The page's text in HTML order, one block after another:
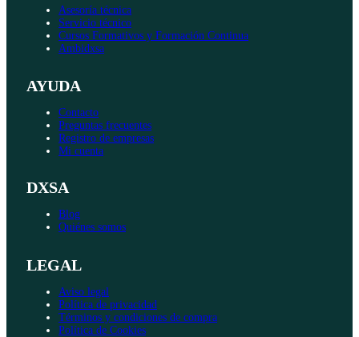
Asesoría técnica
Servicio técnico
Cursos Formativos y Formación Continua
Ambidxsa
AYUDA
Contacto
Preguntas frecuentes
Registro de empresas
Mi cuenta
DXSA
Blog
Quiénes somos
LEGAL
Aviso legal
Política de privacidad
Términos y condiciones de compra
Política de Cookies